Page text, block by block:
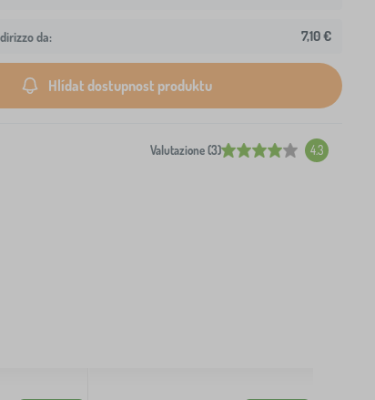
da: 7,10 €
Hlídat dostupnost produktu
Valutazione (3) 4.3